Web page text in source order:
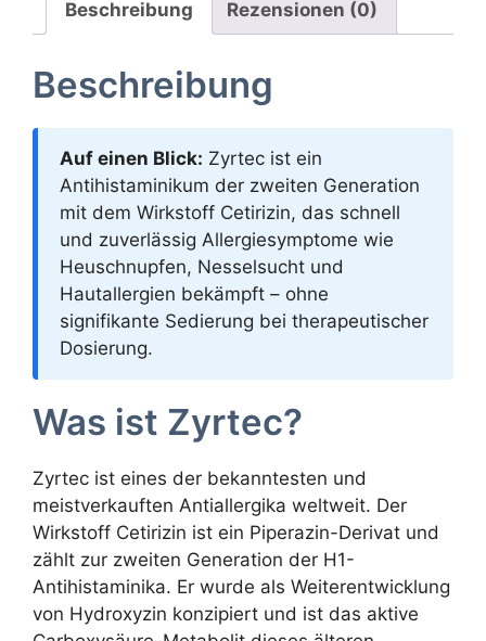
Beschreibung Rezensionen (0)
Beschreibung
Auf einen Blick: Zyrtec ist ein
Antihistaminikum der zweiten Generation
mit dem Wirkstoff Cetirizin, das schnell
und zuverlässig Allergiesymptome wie
Heuschnupfen, Nesselsucht und
Hautallergien bekämpft – ohne
signifikante Sedierung bei therapeutischer
Dosierung.
Was ist Zyrtec?
Zyrtec ist eines der bekanntesten und
meistverkauften Antiallergika weltweit. Der
Wirkstoff Cetirizin ist ein Piperazin-Derivat und
zählt zur zweiten Generation der H1-
Antihistaminika. Er wurde als Weiterentwicklung
von Hydroxyzin konzipiert und ist das aktive